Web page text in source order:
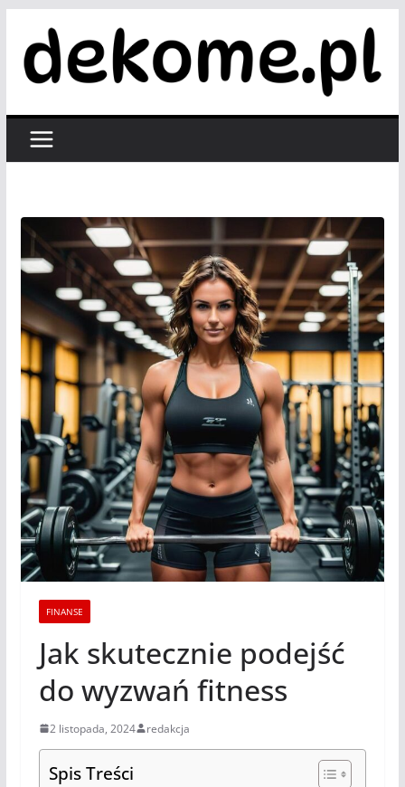
treści
FINANSE
Jak skutecznie podejść
do wyzwań fitness
2 listopada, 2024 redakcja
Spis Treści